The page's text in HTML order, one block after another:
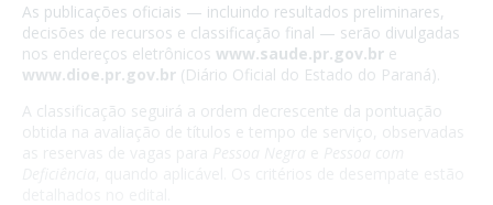
As publicações oficiais — incluindo resultados preliminares,
decisões de recursos e classificação final — serão divulgadas
nos endereços eletrônicos www.saude.pr.gov.br e
www.dioe.pr.gov.br (Diário Oficial do Estado do Paraná).
A classificação seguirá a ordem decrescente da pontuação
obtida na avaliação de títulos e tempo de serviço, observadas